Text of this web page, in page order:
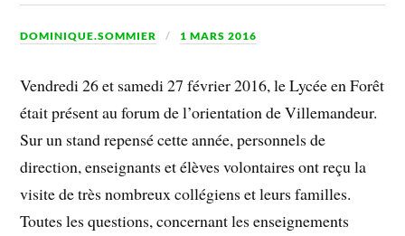
DOMINIQUE.SOMMIER 1 MARS 2016
Vendredi 26 et samedi 27 février 2016, le Lycée en Forêt
était présent au forum de l’orientation de Villemandeur.
Sur un stand repensé cette année, personnels de
direction, enseignants et élèves volontaires ont reçu la
visite de très nombreux collégiens et leurs familles.
Toutes les questions, concernant les enseignements